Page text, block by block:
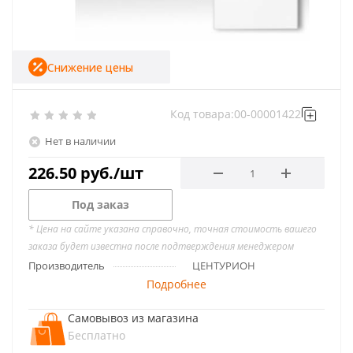
Нет в наличии
Код товара:00-00001422
226.50 руб./шт
Снижение цены
Под заказ
* Цена на сайте указана справочно, точная стоимость вашего
заказа будет известна после подтверждения менеджером
Производитель ЦЕНТУРИОН
Подробнее
Самовывоз из магазина
Бесплатно